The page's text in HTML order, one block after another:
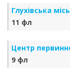
Глухівська
11 фл
Центр
9 фл